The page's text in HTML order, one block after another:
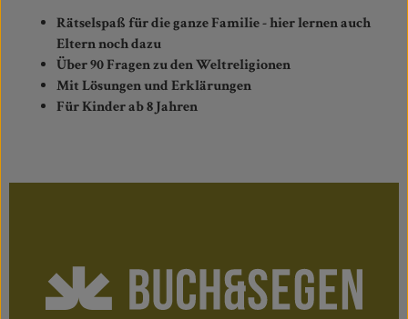
Rätselspaß für die ganze Familie - hier lernen auch
Eltern noch dazu
Über 90 Fragen zu den Weltreligionen
Mit Lösungen und Erklärungen
Für Kinder ab 8 Jahren